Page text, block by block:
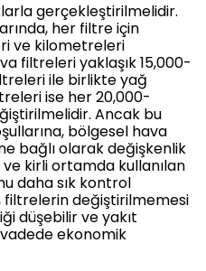
gerçekleştirilmelidir.
her filtre için
ve kilometreleri
filtreleri yaklaşık 15,000-
ile birlikte yağ
ise her 20,000-
Ancak bu
bölgesel hava
bağlı olarak değişkenlik
kirli ortamda kullanılan
daha sık kontrol
filtrelerin değiştirilmemesi
düşebilir ve yakıt
ekonomik